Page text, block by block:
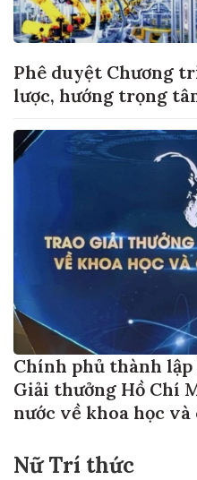
Phê duyệt Chương
lược, hướng trọng
Chính phủ thành
Giải thưởng Hồ Chí
nước về khoa học và
Nữ Trí thức